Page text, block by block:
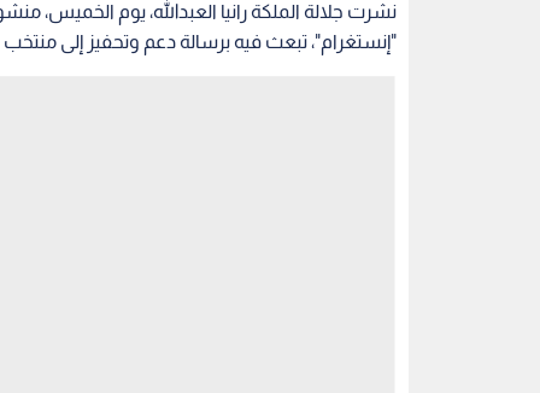
نشرت جلالة الملكة رانيا العبدالله، يوم
"إنستغرام"، تبعث فيه برسالة دعم وتحفيز إلى منتخب